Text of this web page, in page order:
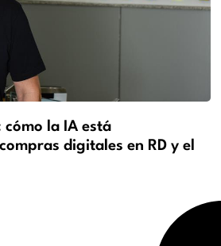
la IA está
digitales en RD y el